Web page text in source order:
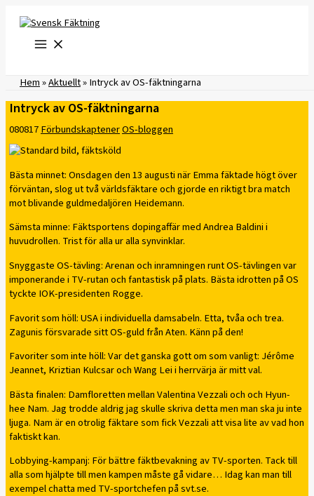
innehåll
Hem»Aktuellt»Intryck av OS-fäktningarna
Intryck av OS-fäktningarna
080817FörbundskaptenerOS-bloggen
Bästa minnet: Onsdagen den 13 augusti när Emma fäktade högt över
förväntan, slog ut två världsfäktare och gjorde en riktigt bra match
mot blivande guldmedaljören Heidemann.
Sämsta minne: Fäktsportens dopingaffär med Andrea Baldini i
huvudrollen. Trist för alla ur alla synvinklar.
Snyggaste OS-tävling: Arenan och inramningen runt OS-tävlingen var
imponerande i TV-rutan och fantastisk på plats. Bästa idrotten på OS
tyckte IOK-presidenten Rogge.
Favorit som höll: USA i individuella damsabeln. Etta, tvåa och trea.
Zagunis försvarade sitt OS-guld från Aten. Känn på den!
Favoriter som inte höll: Var det ganska gott om som vanligt: Jérôme
Jeannet, Kriztian Kulcsar och Wang Lei i herrvärja är mitt val.
Bästa finalen: Damfloretten mellan Valentina Vezzali och och Hyun-
hee Nam. Jag trodde aldrig jag skulle skriva detta men man ska ju inte
ljuga. Nam är en otrolig fäktare som fick Vezzali att visa lite av vad hon
faktiskt kan.
Lobbying-kampanj: För bättre fäktbevakning av TV-sporten. Tack till
alla som hjälpte till men kampen måste gå vidare… Idag kan man till
exempel chatta med TV-sportchefen på svt.se.